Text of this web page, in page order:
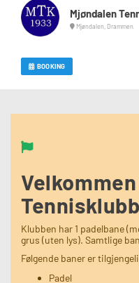
Mjøndalen
Mjøndalen, Drammen
BOOKING
Klubben har 1 padelbane
grus (uten lys). Samtlige
Følgende baner er
Padel